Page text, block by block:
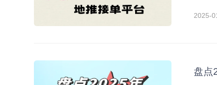
2025-
盘点